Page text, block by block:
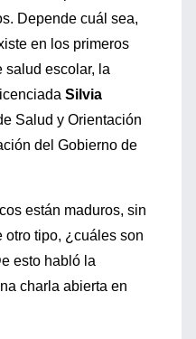
Depende cuál sea,
en los primeros
salud escolar, la
Silvia
Salud y Orientación
del Gobierno de
están maduros, sin
otro tipo, ¿cuáles son
esto habló la
charla abierta en